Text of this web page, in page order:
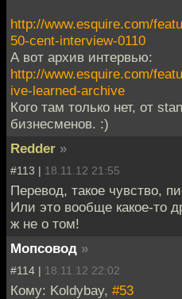
http://www.esquire.com/
50-cent-interview-0110
А вот архив интервью:
http://www.esquire.com/
ive-learned-archive
Кого там только нет, от
бизнесменов. :)
Redder »
#113 | 18.11.12 21:55
Перевод, такое чувство,
Или это вообще какое-то
ж не о том!
Мопсовод »
#114 | 18.11.12 22:02
Кому: Koldybay, #53